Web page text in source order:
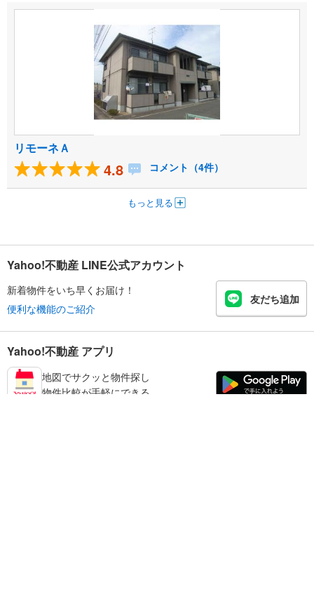
リモーネＡ
4.8 コメント（4件）
もっと見る
Yahoo!不動産 LINE公式アカウント
新着物件をいち早くお届け！
便利な機能のご紹介
友だち追加
Yahoo!不動産 アプリ
地図でサクッと物件探し
物件比較が手軽にできる